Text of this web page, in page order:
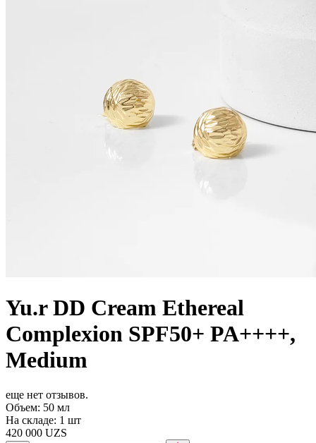
Yu.r DD Cream Ethereal
Complexion SPF50+ PA++++,
Medium
еще нет отзывов.
Объем: 50 мл
На складе: 1 шт
420 000 UZS